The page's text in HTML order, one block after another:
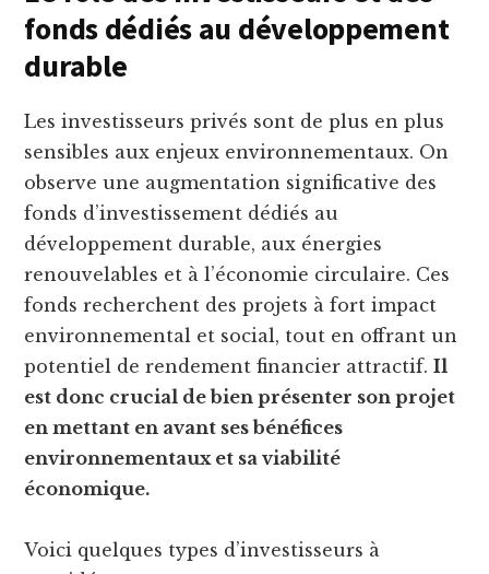
fonds dédiés au développement
durable
Les investisseurs privés sont de plus en plus
sensibles aux enjeux environnementaux. On
observe une augmentation significative des
fonds d’investissement dédiés au
développement durable, aux énergies
renouvelables et à l’économie circulaire. Ces
fonds recherchent des projets à fort impact
environnemental et social, tout en offrant un
potentiel de rendement financier attractif.Il
est donc crucial de bien présenter son projet
en mettant en avant ses bénéfices
environnementaux et sa viabilité
économique.
Voici quelques types d’investisseurs à